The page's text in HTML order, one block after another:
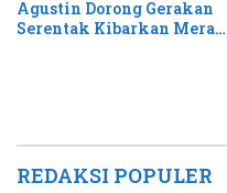
Agustin Dorong Gerakan
Serentak Kibarkan Merah
REDAKSI POPULER